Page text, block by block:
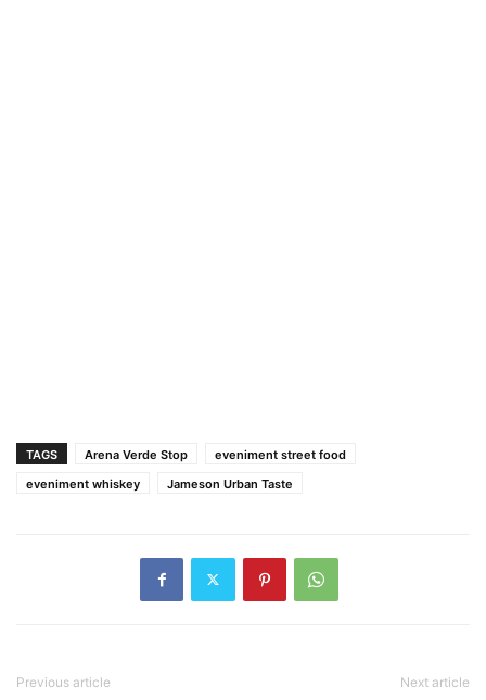
TAGS Arena Verde Stop
eveniment street food
eveniment whiskey
Jameson Urban Taste
Previous article Next article